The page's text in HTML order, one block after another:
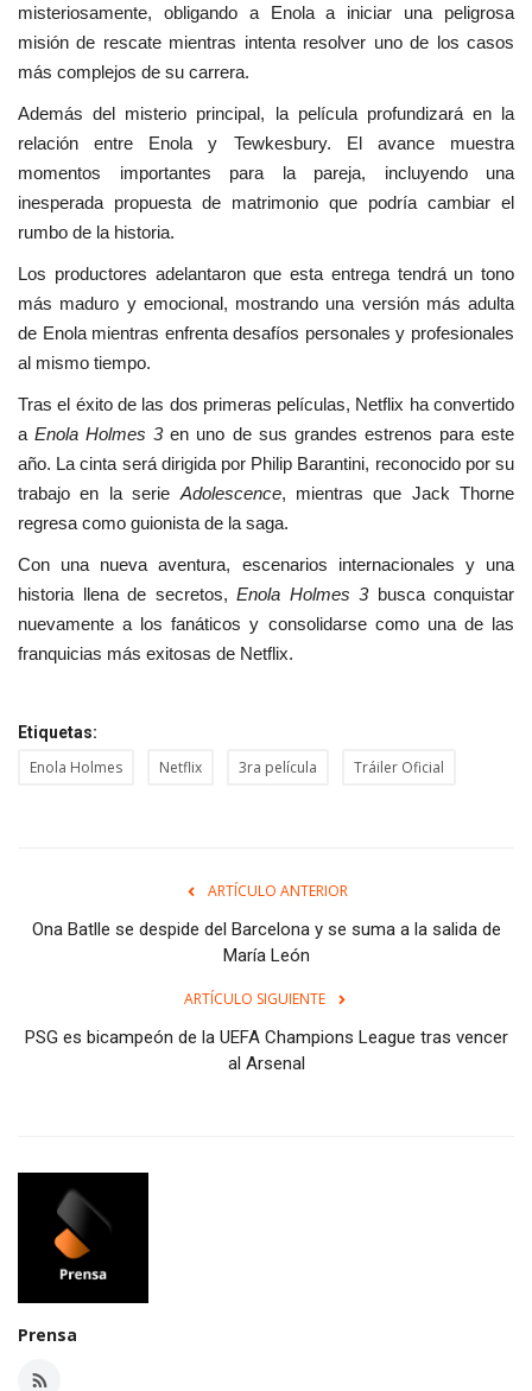
misteriosamente, obligando a Enola a iniciar una peligrosa
misión de rescate mientras intenta resolver uno de los casos
más complejos de su carrera.
Además del misterio principal, la película profundizará en la
relación entre Enola y Tewkesbury. El avance muestra
momentos importantes para la pareja, incluyendo una
inesperada propuesta de matrimonio que podría cambiar el
rumbo de la historia.
Los productores adelantaron que esta entrega tendrá un tono
más maduro y emocional, mostrando una versión más adulta
de Enola mientras enfrenta desafíos personales y profesionales
al mismo tiempo.
Tras el éxito de las dos primeras películas, Netflix ha convertido
aEnola Holmes 3en uno de sus grandes estrenos para este
año. La cinta será dirigida por Philip Barantini, reconocido por su
trabajo en la serie Adolescence, mientras que Jack Thorne
regresa como guionista de la saga.
Con una nueva aventura, escenarios internacionales y una
historia llena de secretos, Enola Holmes 3busca conquistar
nuevamente a los fanáticos y consolidarse como una de las
franquicias más exitosas de Netflix.
Etiquetas:
Enola Holmes Netflix 3ra película Tráiler Oficial
ARTÍCULO ANTERIOR
Ona Batlle se despide del Barcelona y se suma a la salida de
María León
ARTÍCULO SIGUIENTE
PSG es bicampeón de la UEFA Champions League tras vencer
al Arsenal
Prensa